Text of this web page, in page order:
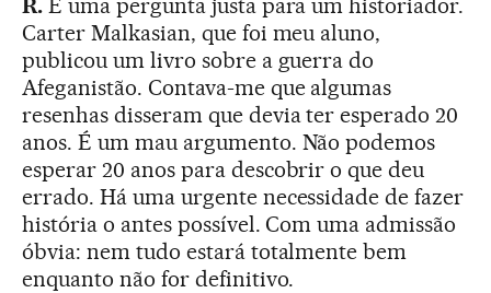
Carter Malkasian, que foi meu aluno,
publicou um livro sobre a guerra do
Afeganistão. Contava-me que algumas
resenhas disseram que devia ter esperado 20
anos. É um mau argumento. Não podemos
esperar 20 anos para descobrir o que deu
errado. Há uma urgente necessidade de fazer
história o antes possível. Com uma admissão
óbvia: nem tudo estará totalmente bem
enquanto não for definitivo.